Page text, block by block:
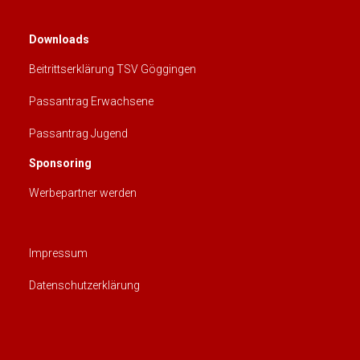
Downloads
Beitrittserklärung TSV Göggingen
Passantrag Erwachsene
Passantrag Jugend
Sponsoring
Werbepartner werden
Impressum
Datenschutzerklärung